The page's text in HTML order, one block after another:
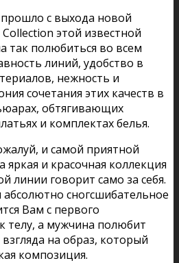
с выхода новой
этой известной
так полюбиться во всем
линий, удобство в
нежность и
сочетания этих качеств в
обтягивающих
и комплектах белья.
и самой приятной
и красочная коллекция
линии говорит само за себя.
сногсшибательное
Вам с первого
телу, а мужчина полюбит
на образ, который
композиция.